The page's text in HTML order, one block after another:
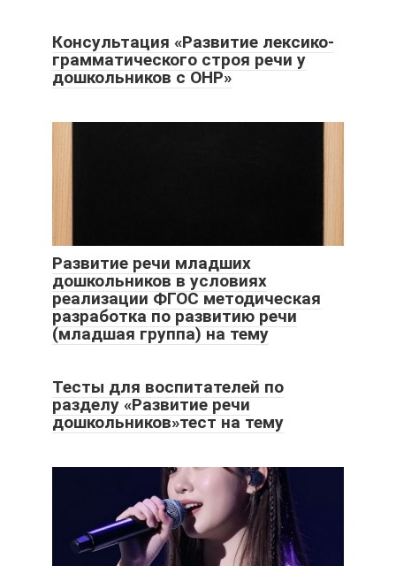
Консультация «Развитие лексико-
грамматического строя речи у
дошкольников с ОНР»
Развитие речи младших
дошкольников в условиях
реализации ФГОС методическая
разработка по развитию речи
(младшая группа) на тему
Тесты для воспитателей по
разделу «Развитие речи
дошкольников»тест на тему